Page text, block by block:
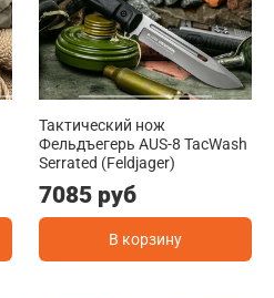
Тактический нож
Фельдъегерь AUS-8 TacWash
Serrated (Feldjager)
7085 руб
В корзину